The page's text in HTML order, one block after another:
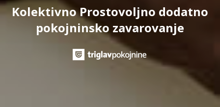
Kolektivno Prostovoljno dodatno
pokojninsko zavarovanje